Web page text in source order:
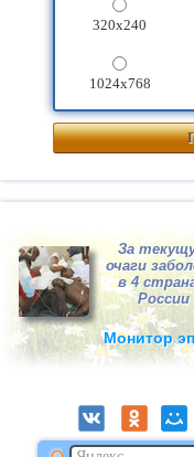
320x240
1024x768
За
очаги
в 4
России
Монитор